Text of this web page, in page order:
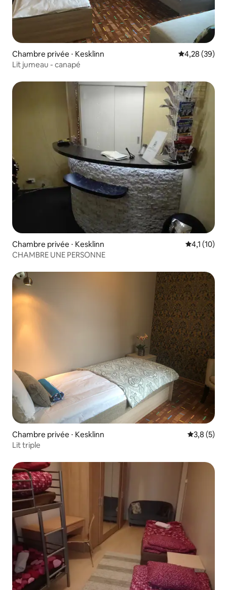
Chambre privée ⋅ Kesklinn Évaluation
4,28 (39)
Lit jumeau - canapé
Chambre privée ⋅ Kesklinn Évaluation
4,1 (10)
CHAMBRE UNE PERSONNE
Chambre privée ⋅ Kesklinn Évaluation
3,8 (5)
Lit triple